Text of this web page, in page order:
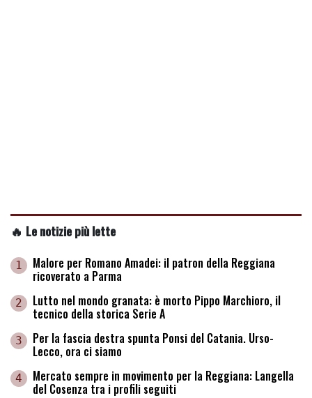
🔥 Le notizie più lette
1 Malore per Romano Amadei: il patron della Reggiana
ricoverato a Parma
2 Lutto nel mondo granata: è morto Pippo Marchioro, il
tecnico della storica Serie A
3 Per la fascia destra spunta Ponsi del Catania. Urso-
Lecco, ora ci siamo
4 Mercato sempre in movimento per la Reggiana: Langella
del Cosenza tra i profili seguiti